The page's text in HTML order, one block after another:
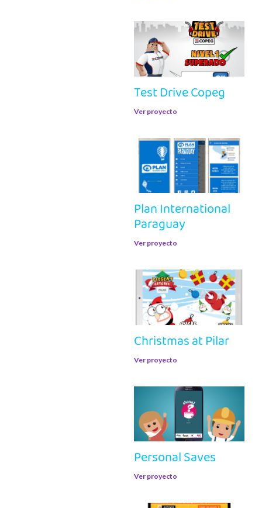
Test Drive Copeg
Ver proyecto
Plan International
Paraguay
Ver proyecto
Christmas at Pilar
Ver proyecto
Personal Saves
Ver proyecto